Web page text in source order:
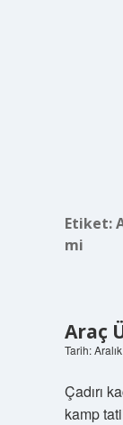
Etiket:
mi
Araç
Tarih:
Çadırı
kamp